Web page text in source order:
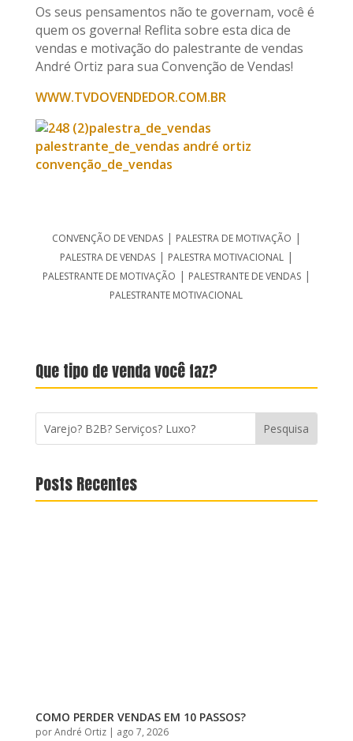
Os seus pensamentos não te governam, você é
quem os governa! Reflita sobre esta dica de
vendas e motivação do palestrante de vendas
André Ortiz para sua Convenção de Vendas!
WWW.TVDOVENDEDOR.COM.BR
CONVENÇÃO DE VENDAS| PALESTRA DE MOTIVAÇÃO |
PALESTRA DE VENDAS| PALESTRA MOTIVACIONAL |
PALESTRANTE DE MOTIVAÇÃO | PALESTRANTE DE VENDAS|
PALESTRANTE MOTIVACIONAL
Que tipo de venda você faz?
Posts Recentes
COMO PERDER VENDAS EM 10 PASSOS?
porAndré Ortiz| ago 7, 2026